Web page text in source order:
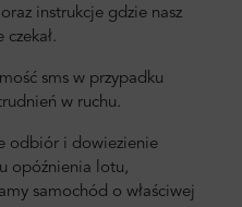
instrukcje gdzie nasz
sms w przypadku
w ruchu.
odbiór i dowiezienie
opóźnienia lotu,
samochód o właściwej